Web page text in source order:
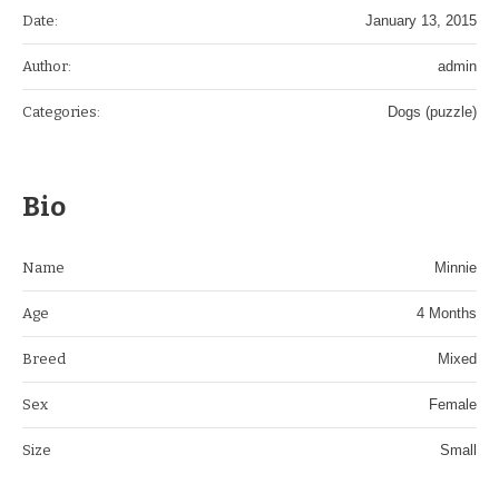
Date: January 13, 2015
Author: admin
Categories: Dogs (puzzle)
Bio
Name Minnie
Age 4 Months
Breed Mixed
Sex Female
Size Small